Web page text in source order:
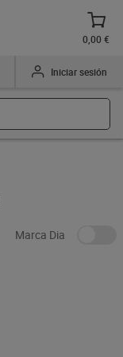
0,00 €
Iniciar sesión
Marca Dia